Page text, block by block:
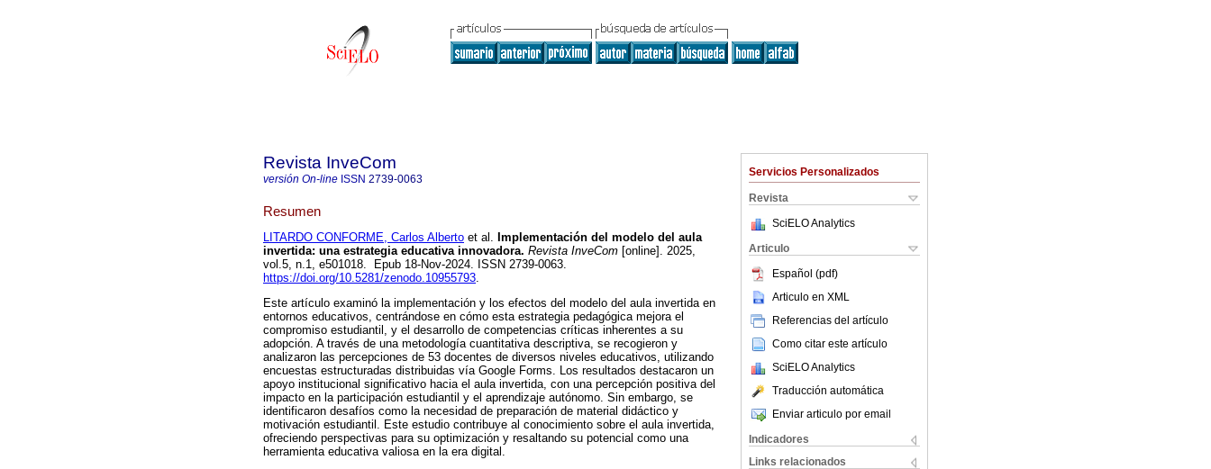
Servicios Personalizados
Revista
SciELO Analytics
Articulo
Español (pdf)
Articulo en XML
Referencias del artículo
Como citar este artículo
SciELO Analytics
Traducción automática
Enviar articulo por email
Indicadores
Links relacionados
Revista InveCom
versión On-line ISSN 2739-0063
Resumen
LITARDO CONFORME, Carlos Alberto et al. Implementación del modelo del aula
invertida: una estrategia educativa innovadora. Revista InveCom [online]. 2025,
vol.5, n.1, e501018. Epub 18-Nov-2024. ISSN 2739-0063.
https://doi.org/10.5281/zenodo.10955793.
Este artículo examinó la implementación y los efectos del modelo del aula invertida en
entornos educativos, centrándose en cómo esta estrategia pedagógica mejora el
compromiso estudiantil, y el desarrollo de competencias críticas inherentes a su
adopción. A través de una metodología cuantitativa descriptiva, se recogieron y
analizaron las percepciones de 53 docentes de diversos niveles educativos, utilizando
encuestas estructuradas distribuidas vía Google Forms. Los resultados destacaron un
apoyo institucional significativo hacia el aula invertida, con una percepción positiva del
impacto en la participación estudiantil y el aprendizaje autónomo. Sin embargo, se
identificaron desafíos como la necesidad de preparación de material didáctico y
motivación estudiantil. Este estudio contribuye al conocimiento sobre el aula invertida,
ofreciendo perspectivas para su optimización y resaltando su potencial como una
herramienta educativa valiosa en la era digital.